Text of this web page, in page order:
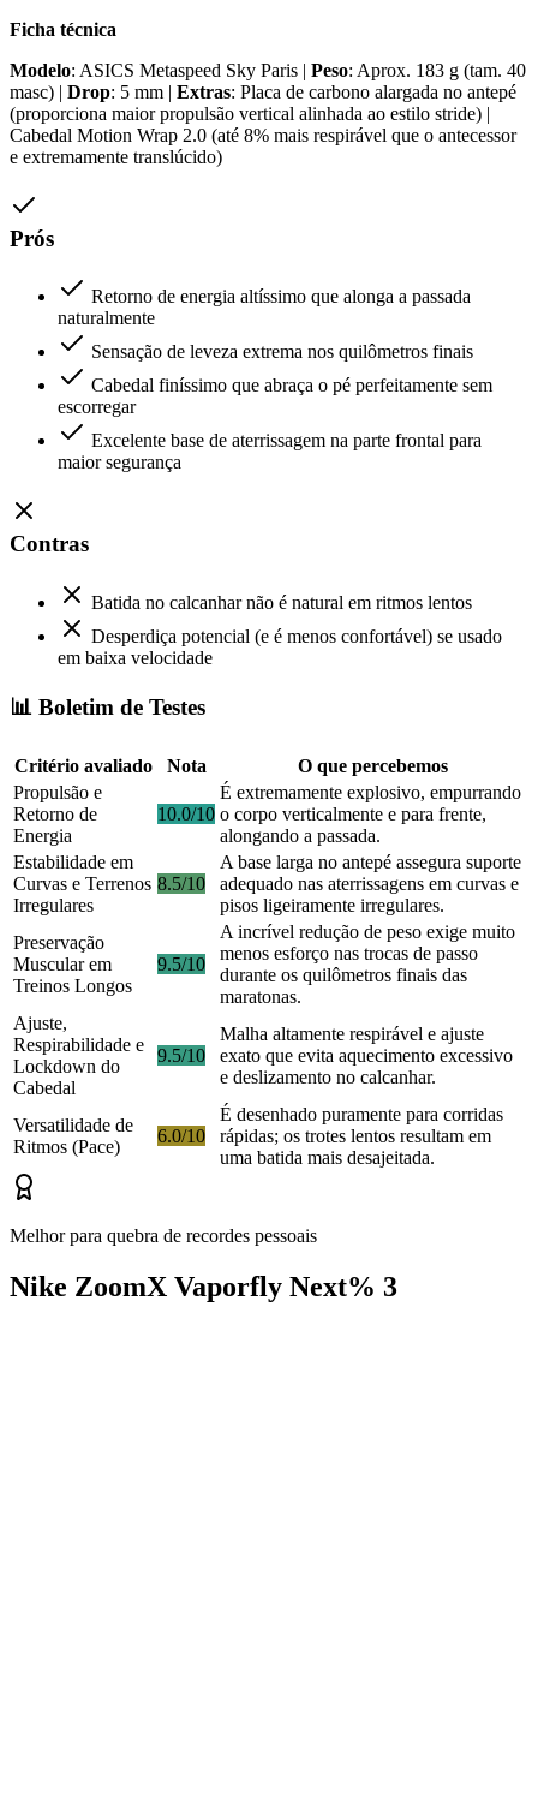
Ficha técnica
Modelo: ASICS Metaspeed Sky Paris | Peso: Aprox. 183 g (tam. 40
masc) | Drop: 5 mm | Extras: Placa de carbono alargada no antepé
(proporciona maior propulsão vertical alinhada ao estilo stride) |
Cabedal Motion Wrap 2.0 (até 8% mais respirável que o antecessor
e extremamente translúcido)
Prós
Retorno de energia altíssimo que alonga a passada
naturalmente
Sensação de leveza extrema nos quilômetros finais
Cabedal finíssimo que abraça o pé perfeitamente sem
escorregar
Excelente base de aterrissagem na parte frontal para
maior segurança
Contras
Batida no calcanhar não é natural em ritmos lentos
Desperdiça potencial (e é menos confortável) se usado
em baixa velocidade
📊 Boletim de Testes
Critério avaliado Nota
O que percebemos
Propulsão e
Retorno de
Energia
10.0/10
É extremamente explosivo, empurrando
o corpo verticalmente e para frente,
alongando a passada.
Estabilidade em
Curvas e Terrenos
Irregulares
8.5/10
A base larga no antepé assegura suporte
adequado nas aterrissagens em curvas e
pisos ligeiramente irregulares.
Preservação
Muscular em
Treinos Longos
9.5/10
A incrível redução de peso exige muito
menos esforço nas trocas de passo
durante os quilômetros finais das
maratonas.
Ajuste,
Respirabilidade e
Lockdown do
Cabedal
9.5/10
Malha altamente respirável e ajuste
exato que evita aquecimento excessivo
e deslizamento no calcanhar.
Versatilidade de
Ritmos (Pace)
6.0/10
É desenhado puramente para corridas
rápidas; os trotes lentos resultam em
uma batida mais desajeitada.
Melhor para quebra de recordes pessoais
Nike ZoomX Vaporfly Next% 3